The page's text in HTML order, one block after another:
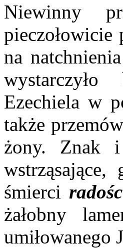
Niewinny
na
wystarczyło
Ezechiela w
także
żony. Znak i
śmierci
żałobny
umiłowanego